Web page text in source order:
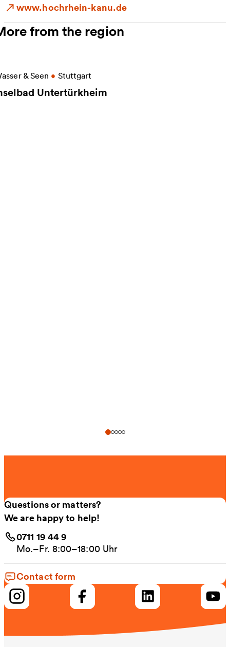
www.hochrhein-kanu.de
from the region
& Seen • Stuttgart
Untertürkheim
information on Inselbad Untertürkheim
Questions or matters?
We are happy to help!
0711 19 44 9
Mo.–Fr. 8:00–18:00 Uhr
Contact form